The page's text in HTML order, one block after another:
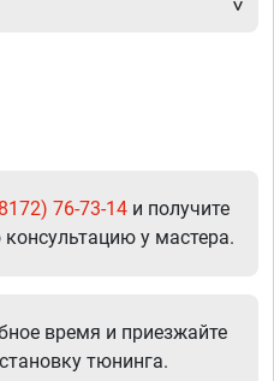
76-73-14 и получите
у мастера.
время и приезжайте
тюнинга.